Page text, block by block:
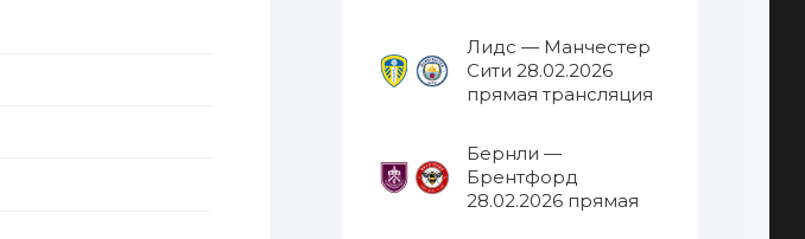
Лидс — Манчестер
Сити 28.02.2026
прямая трансляция
Бернли —
Брентфорд
28.02.2026 прямая